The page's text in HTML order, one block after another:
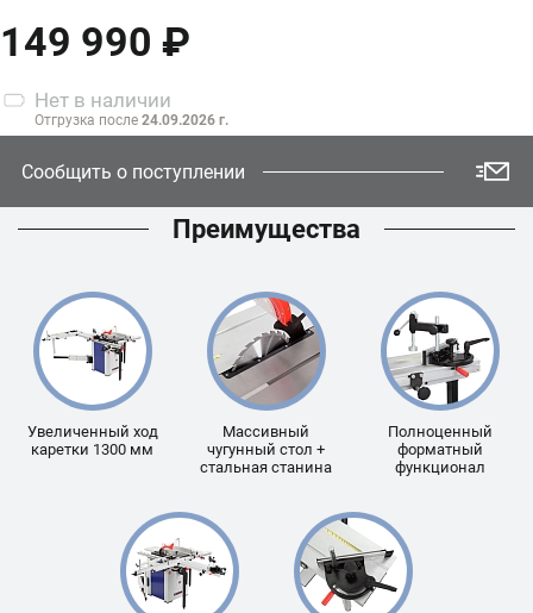
149 990 ₽
Нет в наличии
Отгрузка после 24.09.2026 г.
Сообщить о поступлении
Преимущества
Увеличенный ход
каретки 1300 мм
Массивный
чугунный стол +
стальная станина
Полноценный
форматный
функционал